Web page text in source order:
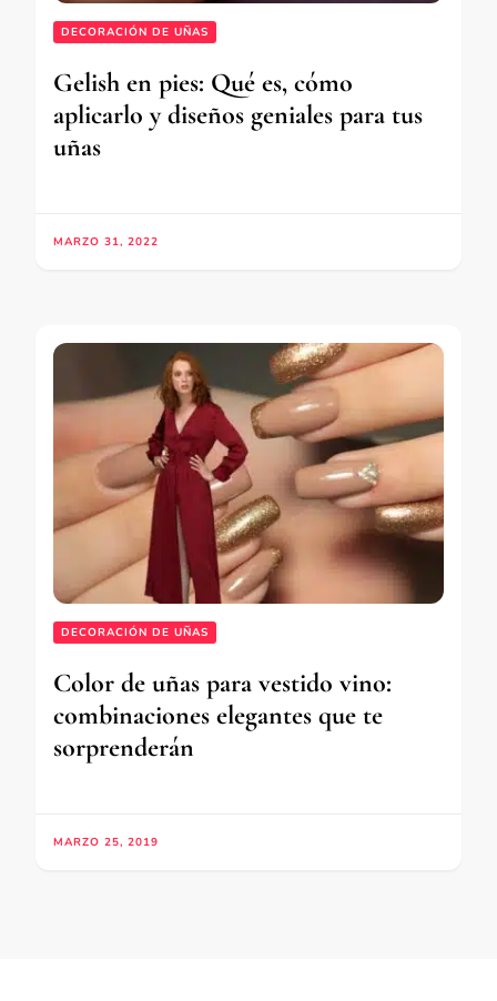
DECORACIÓN DE UÑAS
Gelish en pies: Qué es, cómo
aplicarlo y diseños geniales para tus
uñas
MARZO 31, 2022
DECORACIÓN DE UÑAS
Color de uñas para vestido vino:
combinaciones elegantes que te
sorprenderán
MARZO 25, 2019